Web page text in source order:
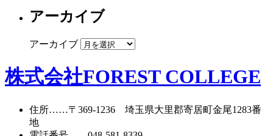
アーカイブ
アーカイブ
株式会社FOREST COLLEGE
住所……〒369-1236 埼玉県大里郡寄居町金尾1283番
地